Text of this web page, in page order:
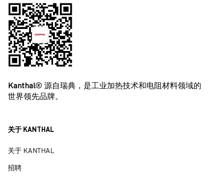
Kanthal® 源自瑞典，是工业加热技术和电阻材料领域的
世界领先品牌。
关于 KANTHAL
关于 KANTHAL
招聘